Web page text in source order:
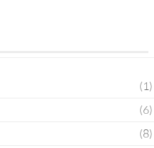
(1)
(6)
(8)